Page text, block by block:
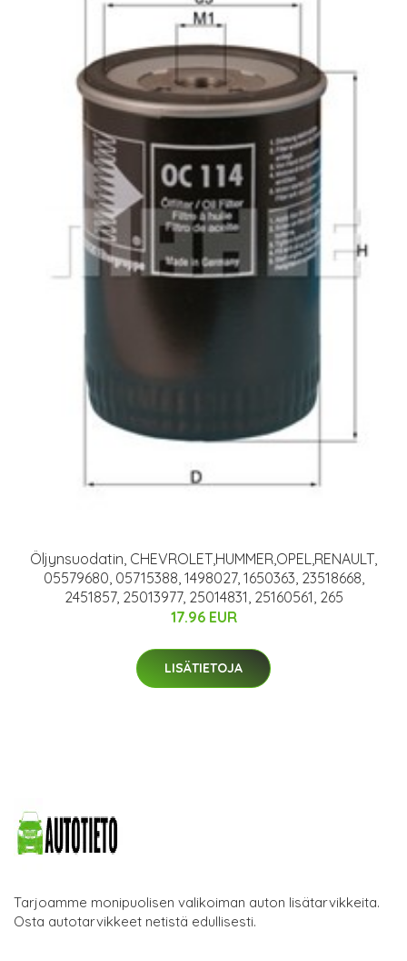
Öljynsuodatin, CHEVROLET,HUMMER,OPEL,RENAULT,
05579680, 05715388, 1498027, 1650363, 23518668,
2451857, 25013977, 25014831, 25160561, 265
17.96 EUR
LISÄTIETOJA
Tarjoamme monipuolisen valikoiman auton lisätarvikkeita.
Osta autotarvikkeet netistä edullisesti.